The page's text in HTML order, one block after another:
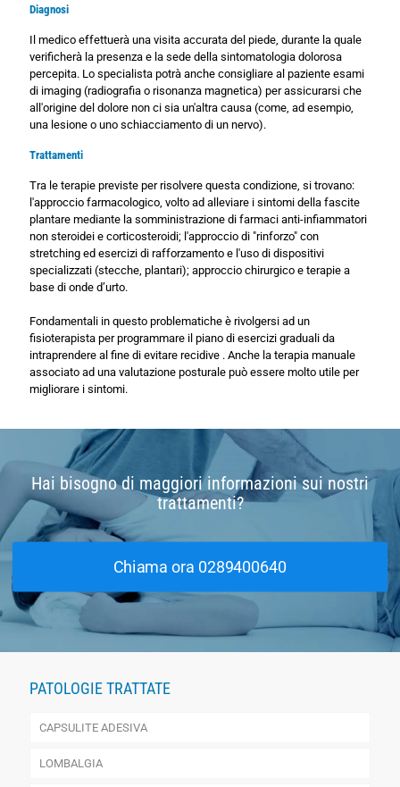
Diagnosi
Il medico effettuerà una visita accurata del piede, durante la quale
verificherà la presenza e la sede della sintomatologia dolorosa
percepita. Lo specialista potrà anche consigliare al paziente esami
di imaging (radiografia o risonanza magnetica) per assicurarsi che
all'origine del dolore non ci sia un'altra causa (come, ad esempio,
una lesione o uno schiacciamento di un nervo).
Trattamenti
Tra le terapie previste per risolvere questa condizione, si trovano:
l'approccio farmacologico, volto ad alleviare i sintomi della fascite
plantare mediante la somministrazione di farmaci anti-infiammatori
non steroidei e corticosteroidi; l'approccio di "rinforzo" con
stretching ed esercizi di rafforzamento e l'uso di dispositivi
specializzati (stecche, plantari); approccio chirurgico e terapie a
base di onde d’urto.
Fondamentali in questo problematiche è rivolgersi ad un
fisioterapista per programmare il piano di esercizi graduali da
intraprendere al fine di evitare recidive . Anche la terapia manuale
associato ad una valutazione posturale può essere molto utile per
migliorare i sintomi.
Hai bisogno di maggiori informazioni sui nostri
trattamenti?
Chiama ora 0289400640
PATOLOGIE TRATTATE
CAPSULITE ADESIVA
LOMBALGIA